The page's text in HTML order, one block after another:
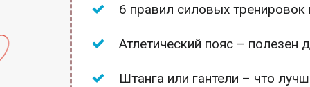
6 правил силовых
Атлетический пояс – полезен
Штанга или гантели – что